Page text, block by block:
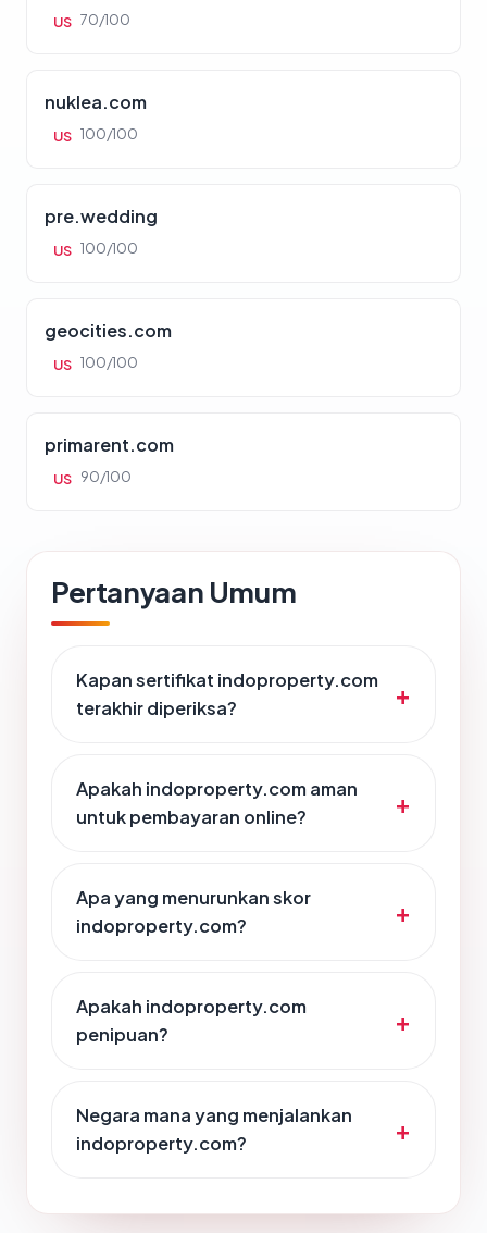
US 70/100
nuklea.com
US 100/100
pre.wedding
US 100/100
geocities.com
US 100/100
primarent.com
US 90/100
Pertanyaan Umum
Kapan sertifikat indoproperty.com
terakhir diperiksa?
Apakah indoproperty.com aman
untuk pembayaran online?
Apa yang menurunkan skor
indoproperty.com?
Apakah indoproperty.com
penipuan?
Negara mana yang menjalankan
indoproperty.com?